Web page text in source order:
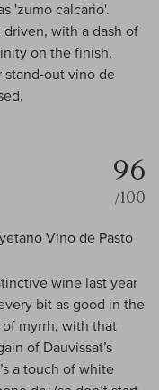
'zumo calcario'.
with a dash of
on the finish.
stand-out vino de
96
/100
Vino de Pasto
wine last year
bit as good in the
myrrh, with that
of Dauvissat’s
a touch of white